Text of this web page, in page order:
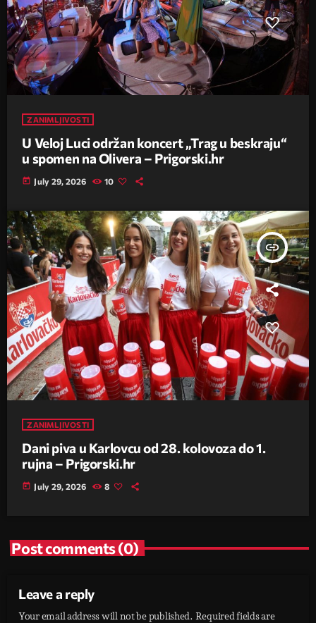
ZANIMLJIVOSTI
U Veloj Luci održan koncert „Trag u beskraju“
u spomen na Olivera – Prigorski.hr
today July 29, 2026 10
insert_link
ZANIMLJIVOSTI
Dani piva u Karlovcu od 28. kolovoza do 1.
rujna – Prigorski.hr
today July 29, 2026 8
Post comments (0)
Leave a reply
Your email address will not be published. Required fields are